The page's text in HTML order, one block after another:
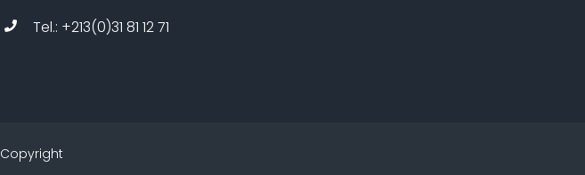
Tel.: +213(0)31 81 12 71
Copyright